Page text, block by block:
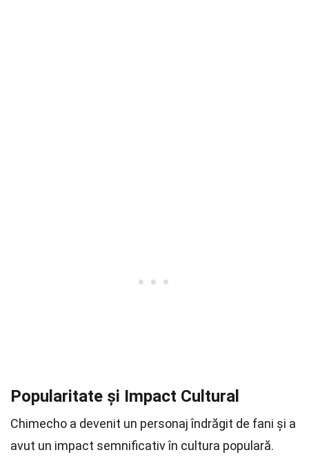
Popularitate și Impact Cultural
Chimecho a devenit un personaj îndrăgit de fani și a
avut un impact semnificativ în cultura populară.